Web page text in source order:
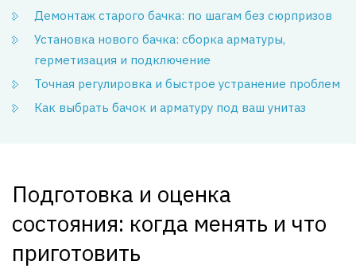
Демонтаж старого бачка: по шагам без сюрпризов
Установка нового бачка: сборка арматуры,
герметизация и подключение
Точная регулировка и быстрое устранение проблем
Как выбрать бачок и арматуру под ваш унитаз
Подготовка и оценка
состояния: когда менять и что
приготовить